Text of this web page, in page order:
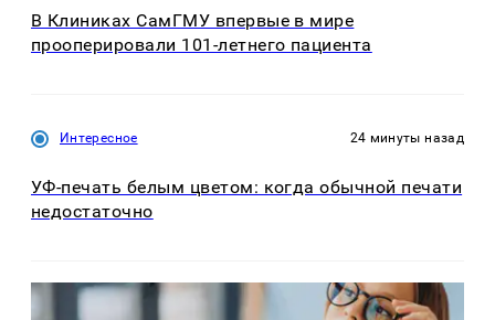
В Клиниках СамГМУ впервые в мире
прооперировали 101-летнего пациента
Интересное 24 минуты назад
УФ-печать белым цветом: когда обычной печати
недостаточно